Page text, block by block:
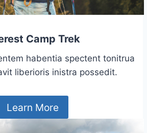
Camp Trek
habentia spectent tonitrua
liberioris inistra possedit.
Learn More